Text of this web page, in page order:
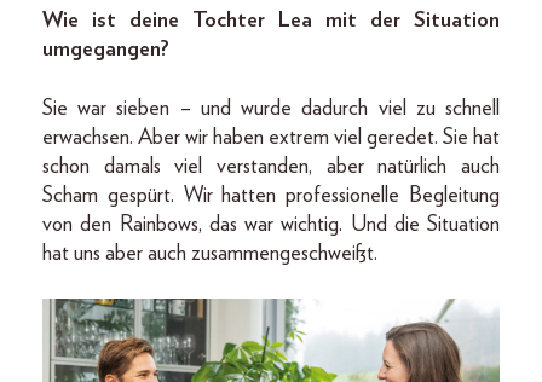
Wie ist deine Tochter Lea mit der Situation
umgegangen?
Sie war sieben – und wurde dadurch viel zu schnell
erwachsen. Aber wir haben extrem viel geredet. Sie hat
schon damals viel verstanden, aber natürlich auch
Scham gespürt. Wir hatten professionelle Begleitung
von den Rainbows, das war wichtig. Und die Situation
hat uns aber auch zusammengeschweißt.